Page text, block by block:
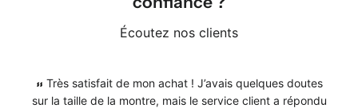
Écoutez nos clients
Très satisfait de mon achat ! J’avais quelques doutes
sur la taille de la montre, mais le service client a répondu